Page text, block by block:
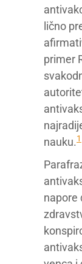
lično
primer
nauku.1
napore